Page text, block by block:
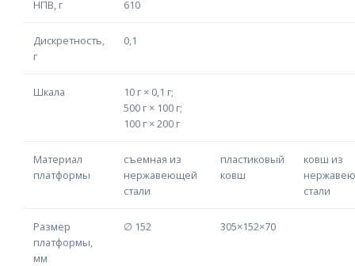
НПВ, г 610
Дискретность,
г
0,1
Шкала
10 г × 0,1 г;
500 г × 100 г;
100 г × 200 г
Материал
платформы
съемная из
нержавеющей
стали
пластиковый
ковш
ковш из
стали
Размер
платформы,
мм
∅ 152 305×152×70